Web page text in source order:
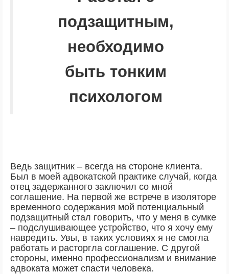
подзащитным,
необходимо
быть тонким
психологом
Ведь защитник – всегда на стороне клиента.
Был в моей адвокатской практике случай, когда
отец задержанного заключил со мной
соглашение. На первой же встрече в изоляторе
временного содержания мой потенциальный
подзащитный стал говорить, что у меня в сумке
– подслушивающее устройство, что я хочу ему
навредить. Увы, в таких условиях я не смогла
работать и расторгла соглашение. С другой
стороны, именно профессионализм и внимание
адвоката может спасти человека.